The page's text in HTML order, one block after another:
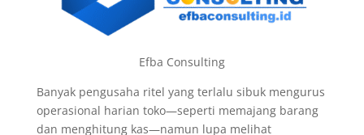
Efba Consulting
Banyak pengusaha ritel yang terlalu sibuk mengurus
operasional harian toko—seperti memajang barang
dan menghitung kas—namun lupa melihat